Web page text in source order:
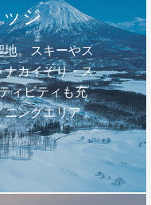
ジ
地。スキーやス
ナカイぞり・ス
ィビティも充
ニングエリア」